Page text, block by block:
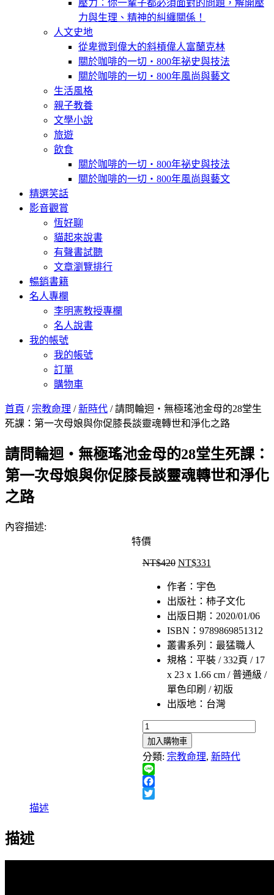
壓力：你一輩子都必須面對的問題，解開壓
力與生理、精神的糾纏關係！
人文史地
從卑微到偉大的斜槓偉人富蘭克林
關於咖啡的一切‧800年祕史與技法
關於咖啡的一切‧800年風尚與藝文
生活風格
親子教養
文學小說
旅遊
飲食
關於咖啡的一切‧800年祕史與技法
關於咖啡的一切‧800年風尚與藝文
精選笑話
影音觀賞
恆好聊
貓起來說書
有聲書試聽
文章瀏覽排行
暢銷書籍
名人專欄
李明憲教授專欄
名人說書
我的帳號
我的帳號
訂單
購物車
首頁 / 宗教命理 /新時代 / 請問輪迴‧無極瑤池金母的28堂生
死課：第一次母娘與你促膝長談靈魂轉世和淨化之路
請問輪迴‧無極瑤池金母的28堂生死課：
第一次母娘與你促膝長談靈魂轉世和淨化
之路
內容描述:
特價
NT$420原
始
價
格：
NT$420。
NT$331目
前
價
格：
作者：宇色
出版社：柿子文化
出版日期：2020/01/06
ISBN：9789869851312
叢書系列：最猛職人
規格：平裝 / 332頁 / 17
x 23 x 1.66 cm / 普通級 /
單色印刷 / 初版
出版地：台灣
請
問
輪
迴‧
無
極
母
加入購物車
分類: 宗教命理, 新時代
Line
Facebook
描述
描述